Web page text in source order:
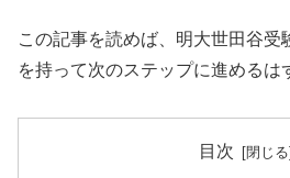
この記事を読めば、明大世田谷受
を持って次のステップに進めるは
目次